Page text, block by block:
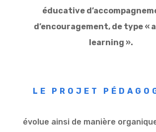
éducative
d’encouragement, de type «
learning ».
LE PROJET
évolue ainsi de manière